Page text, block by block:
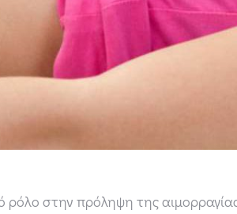
ρόλο στην πρόληψη της